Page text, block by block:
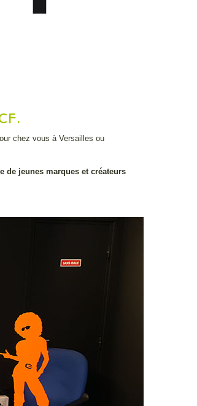
chez vous à Versailles ou
de jeunes marques et créateurs